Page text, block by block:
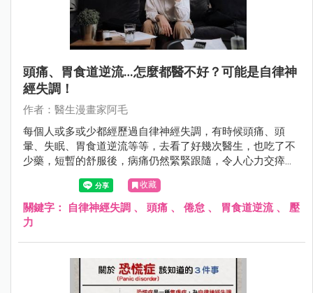
頭痛、胃食道逆流…怎麼都醫不好？可能是自律神
經失調！
作者：醫生漫畫家阿毛
每個人或多或少都經歷過自律神經失調，有時候頭痛、頭
暈、失眠、胃食道逆流等等，去看了好幾次醫生，也吃了不
少藥，短暫的舒服後，病痛仍然緊緊跟隨，令人心力交瘁。
尤其是疫情肆虐期間，處在壓力環境的大家可能都受到了影
響，阿毛醫師告訴你關於自律神經失調你該知道的三件事！
收藏
關鍵字： 自律神經失調 、 頭痛 、 倦怠 、 胃食道逆流、 壓
力